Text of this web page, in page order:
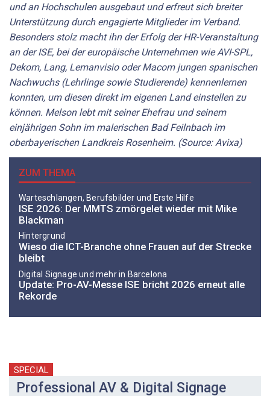
und an Hochschulen ausgebaut und erfreut sich breiter
Unterstützung durch engagierte Mitglieder im Verband.
Besonders stolz macht ihn der Erfolg der HR-Veranstaltung
an der ISE, bei der europäische Unternehmen wie AVI-SPL,
Dekom, Lang, Lemanvisio oder Macom jungen spanischen
Nachwuchs (Lehrlinge sowie Studierende) kennenlernen
konnten, um diesen direkt im eigenen Land einstellen zu
können. Melson lebt mit seiner Ehefrau und seinem
einjährigen Sohn im malerischen Bad Feilnbach im
oberbayerischen Landkreis Rosenheim. (Source: Avixa)
ZUM THEMA
Warteschlangen, Berufsbilder und Erste Hilfe
ISE 2026: Der MMTS zmörgelet wieder mit Mike
Blackman
Hintergrund
Wieso die ICT-Branche ohne Frauen auf der Strecke
bleibt
Digital Signage und mehr in Barcelona
Update: Pro-AV-Messe ISE bricht 2026 erneut alle
Rekorde
SPECIAL
Professional AV & Digital Signage